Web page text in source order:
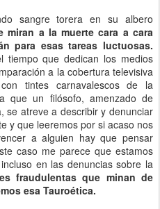
sangre torera en su albero
miran a la muerte cara a cara
para esas tareas luctuosas.
tiempo que dedican los medios
a la cobertura televisiva
tintes carnavalescos de la
que un filósofo, amenzado de
se atreve a describir y denunciar
y que leeremos por si acaso nos
a alguien hay que pensar
caso me parece que estamos
en las denuncias sobre la
fraudulentas que minan de
esa Tauroética.